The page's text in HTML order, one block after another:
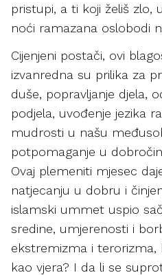
pristupi, a ti koji želiš zlo,
noći ramazana oslobodi
Cijenjeni postači, ovi
izvanredna su prilika za
duše, popravljanje djela,
podjela, uvođenje jezika
mudrosti u našu
potpomaganje u
Ovaj plemeniti mjesec
natjecanju u dobru i
islamski ummet uspio
sredine, umjerenosti i
ekstremizma i terorizma,
kao vjera? I da li se